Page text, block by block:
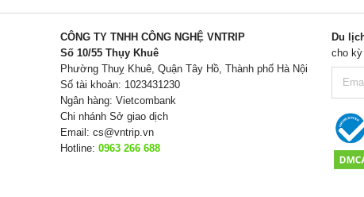
CÔNG TY TNHH CÔNG NGHỆ VNTRIP
Số 10/55 Thụy Khuê
Phường Thuỵ Khuê, Quận Tây Hồ, Thành phố Hà Nội
Số tài khoản: 1023431230
Ngân hàng: Vietcombank
Chi nhánh Sở giao dịch
Email: cs@vntrip.vn
Hotline: 0963 266 688
Du
cho